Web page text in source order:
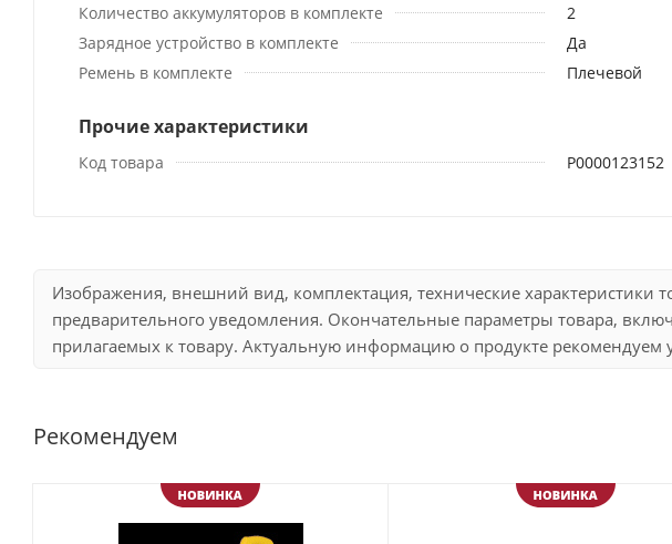
Количество аккумуляторов в комплекте
2
Зарядное устройство в комплекте
Да
Ремень в комплекте
Плечевой
Прочие характеристики
Код товара Р0000123152
Изображения, внешний вид, комплектация, технические характеристики
предварительного уведомления. Окончательные параметры товара,
прилагаемых к товару. Актуальную информацию о продукте
Рекомендуем